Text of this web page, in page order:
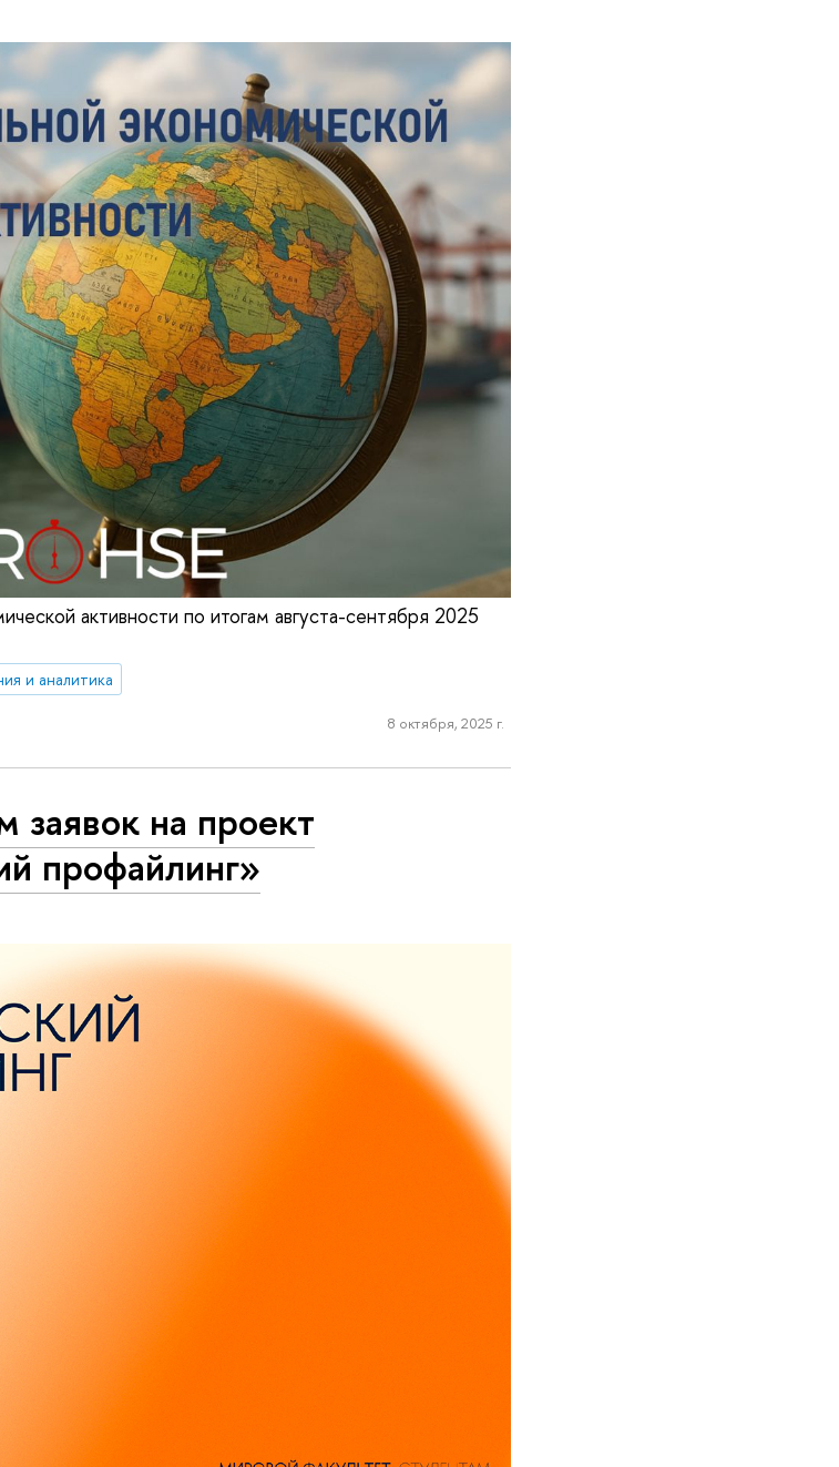
активности по итогам августа-сентября 2025
и аналитика
8 октября, 2025 г.
на проект
профайлинг»